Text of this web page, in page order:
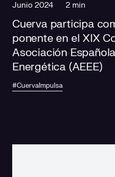
Junio 2024 2 min
Cuerva participa
ponente en el XIX
Asociación
Energética (AEEE)
#CuervaImpulsa